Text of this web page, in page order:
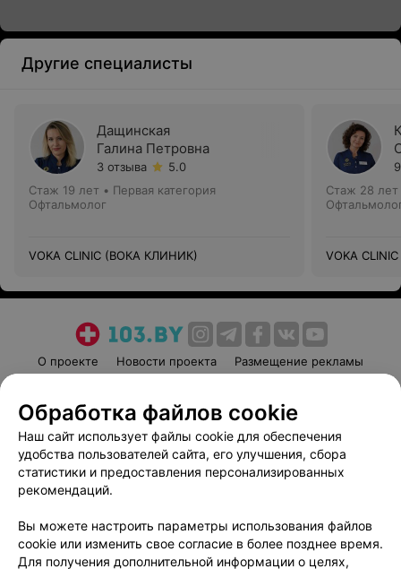
Другие специалисты
Дащинская
Галина Петровна
3 отзыва
5.0
Стаж 19 лет • Первая категория
Офтальмолог
VOKA CLINIC (ВОКА КЛИНИК)
Стаж 28 лет
VOKA
О проекте Новости проекта
Размещение рекламы
Пользовательское соглашение
Способы оплаты
Вакансии
Партнеры
Написать руководителю 103.by
Обработка персональных данных
Обработка файлов cookie
Наш сайт использует файлы cookie для обеспечения
удобства пользователей сайта, его улучшения, сбора
статистики и предоставления персонализированных
рекомендаций.
Вы можете настроить параметры использования файлов
cookie или изменить свое согласие в более позднее время.
Для получения дополнительной информации о целях,